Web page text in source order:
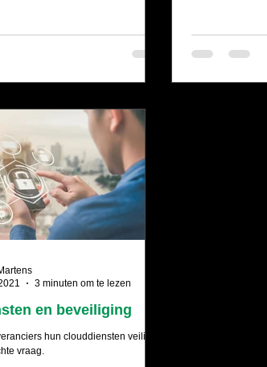
en beveiliging
hun clouddiensten veilig?
vraag.
3 minuten om te lezen